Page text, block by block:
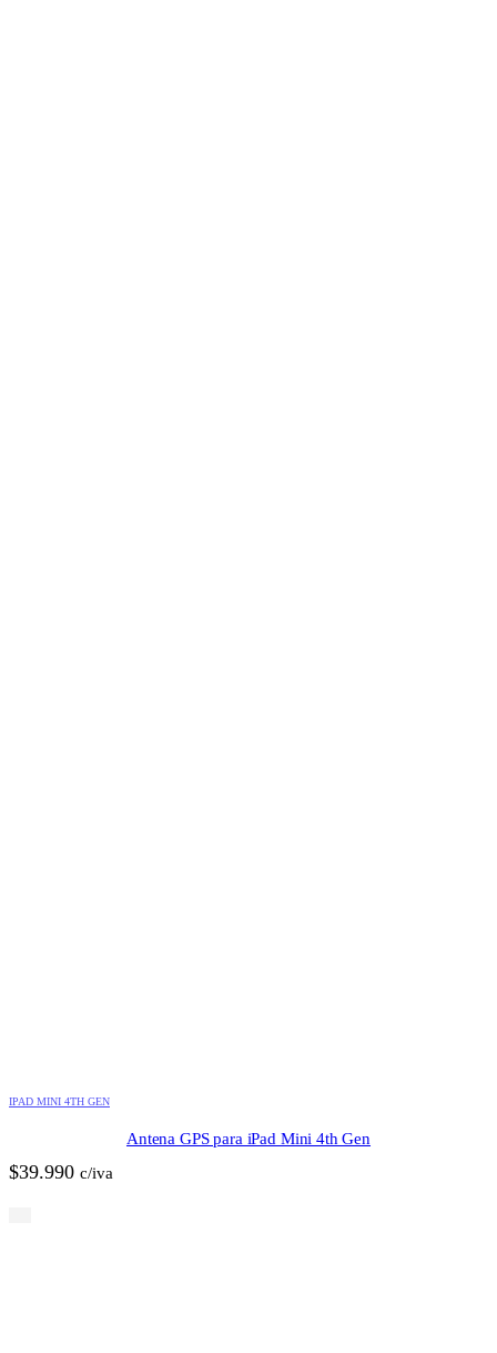
IPAD MINI 4TH GEN
Antena GPS para iPad Mini 4th Gen
$39.990 c/iva